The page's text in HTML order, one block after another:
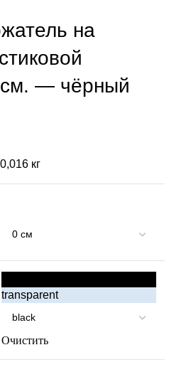
на
— чёрный
0,016 кг
transparent
Очистить